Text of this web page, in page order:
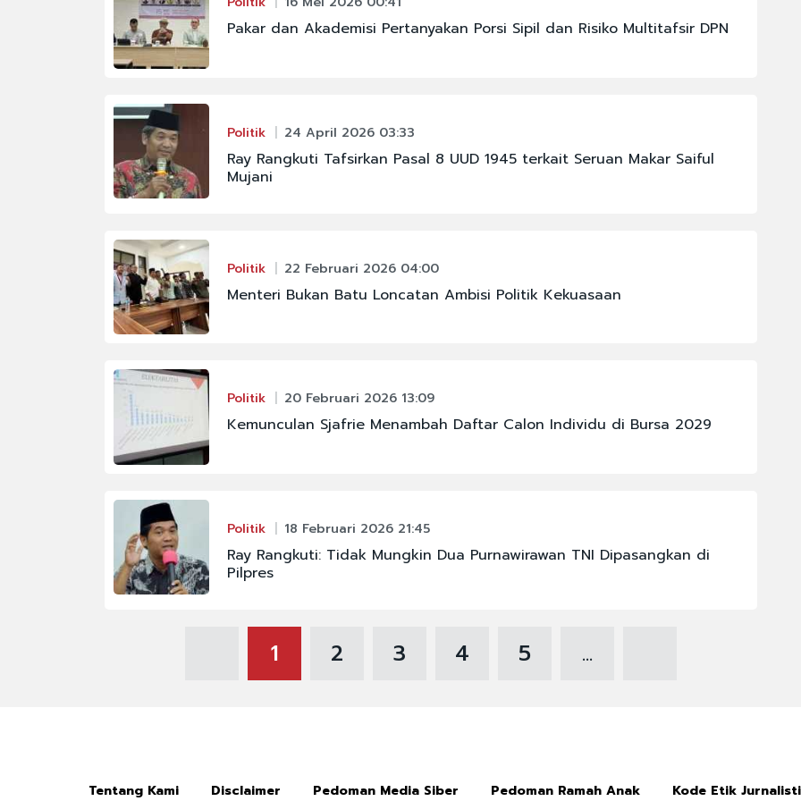
Pakar dan Akademisi Pertanyakan Porsi Sipil dan Risiko Multitafsir DPN
Politik 24 April 2026 03:33
Ray Rangkuti Tafsirkan Pasal 8 UUD 1945 terkait Seruan Makar Saiful
Mujani
Politik 22 Februari 2026 04:00
Menteri Bukan Batu Loncatan Ambisi Politik Kekuasaan
Politik 20 Februari 2026 13:09
Kemunculan Sjafrie Menambah Daftar Calon Individu di Bursa 2029
Politik 18 Februari 2026 21:45
Ray Rangkuti: Tidak Mungkin Dua Purnawirawan TNI Dipasangkan di
Pilpres
1 2 3 4 5 ...
Tentang Kami Disclaimer Pedoman Media Siber Pedoman Ramah Anak Kode Etik